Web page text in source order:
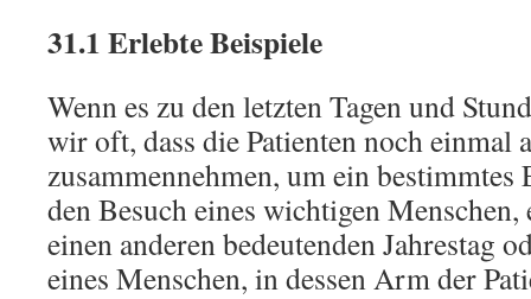
31.1 Erlebte Beispiele
Wenn es zu den letzten Tagen und
wir oft, dass die Patienten noch einmal
zusammennehmen, um ein bestimmtes
den Besuch eines wichtigen
einen anderen bedeutenden Jahrestag
eines Menschen, in dessen Arm der